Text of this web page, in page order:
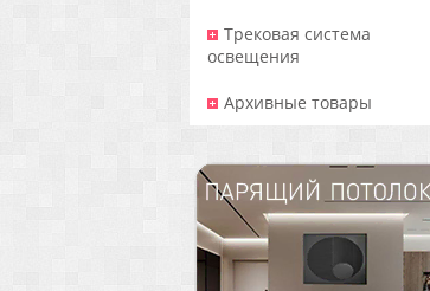
Трековая система
освещения
Архивные товары